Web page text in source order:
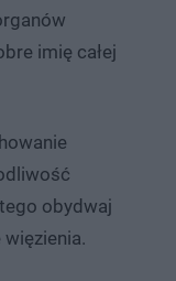
imię całej
obydwaj